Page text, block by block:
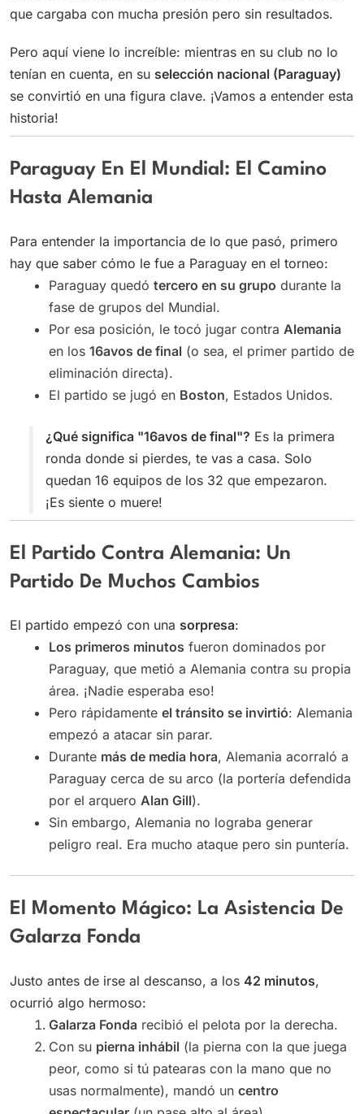
que cargaba con mucha presión pero sin resultados.
Pero aquí viene lo increíble: mientras en su club no lo
tenían en cuenta, en su selección nacional (Paraguay)
se convirtió en una figura clave. ¡Vamos a entender esta
historia!
Paraguay En El Mundial: El Camino
Hasta Alemania
Para entender la importancia de lo que pasó, primero
hay que saber cómo le fue a Paraguay en el torneo:
Paraguay quedó tercero en su grupo durante la
fase de grupos del Mundial.
Por esa posición, le tocó jugar contra Alemania
en los 16avos de final (o sea, el primer partido de
eliminación directa).
El partido se jugó en Boston, Estados Unidos.
¿Qué significa "16avos de final"? Es la primera
ronda donde si pierdes, te vas a casa. Solo
quedan 16 equipos de los 32 que empezaron.
¡Es siente o muere!
El Partido Contra Alemania: Un
Partido De Muchos Cambios
El partido empezó con una sorpresa:
Los primeros minutos fueron dominados por
Paraguay, que metió a Alemania contra su propia
área. ¡Nadie esperaba eso!
Pero rápidamente el tránsito se invirtió: Alemania
empezó a atacar sin parar.
Durante más de media hora, Alemania acorraló a
Paraguay cerca de su arco (la portería defendida
por el arquero Alan Gill).
Sin embargo, Alemania no lograba generar
peligro real. Era mucho ataque pero sin puntería.
El Momento Mágico: La Asistencia De
Galarza Fonda
Justo antes de irse al descanso, a los 42 minutos,
ocurrió algo hermoso:
Galarza Fonda recibió el pelota por la derecha.
Con su pierna inhábil (la pierna con la que juega
peor, como si tú patearas con la mano que no
usas normalmente), mandó un centro